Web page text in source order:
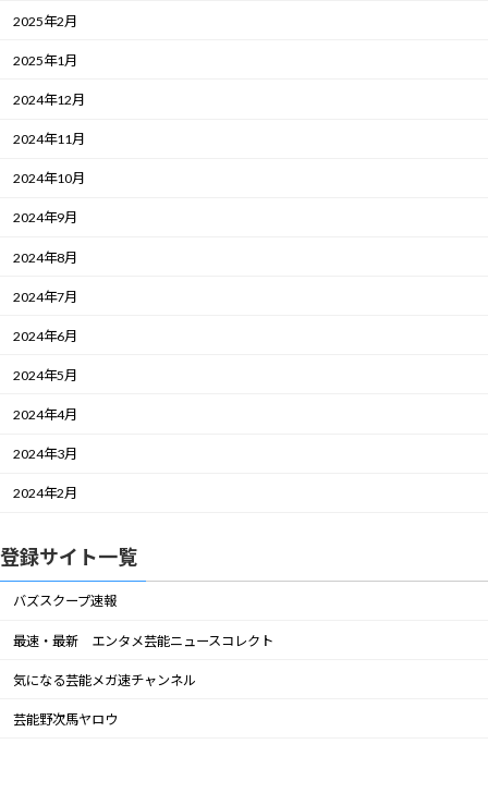
2025年2月
2025年1月
2024年12月
2024年11月
2024年10月
2024年9月
2024年8月
2024年7月
2024年6月
2024年5月
2024年4月
2024年3月
2024年2月
登録サイト一覧
バズスクープ速報
最速・最新 エンタメ芸能ニュースコレクト
気になる芸能メガ速チャンネル
芸能野次馬ヤロウ